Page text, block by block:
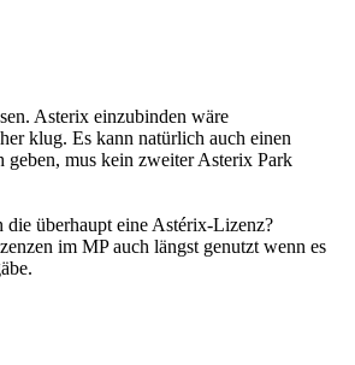
Asterix einzubinden wäre
klug. Es kann natürlich auch einen
geben, mus kein zweiter Asterix Park
die überhaupt eine Astérix-Lizenz?
im MP auch längst genutzt wenn es